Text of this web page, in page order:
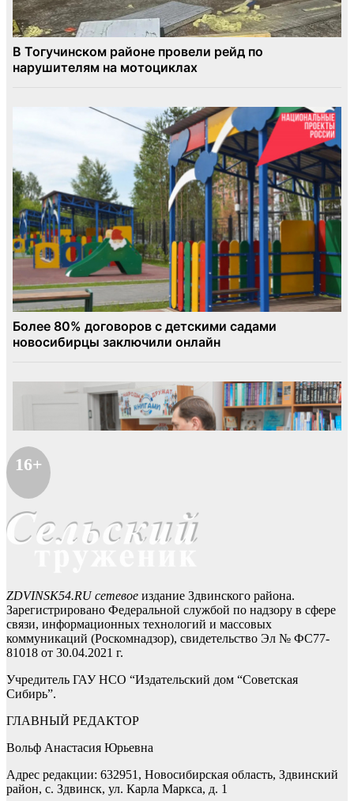
16+
ZDVINSK54.RU сетевое издание Здвинского района.
Зарегистрировано Федеральной службой по надзору в сфере
связи, информационных технологий и массовых
коммуникаций (Роскомнадзор), свидетельство Эл № ФС77-
81018 от 30.04.2021 г.
Учредитель ГАУ НСО “Издательский дом “Советская
Сибирь”.
ГЛАВНЫЙ РЕДАКТОР
Вольф Анастасия Юрьевна
Адрес редакции: 632951, Новосибирская область, Здвинский
район, с. Здвинск, ул. Карла Маркса, д. 1